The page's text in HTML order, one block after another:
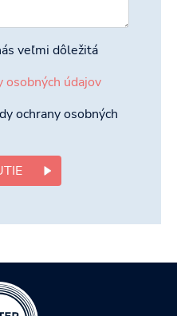
veľmi dôležitá
osobných údajov
ochrany osobných